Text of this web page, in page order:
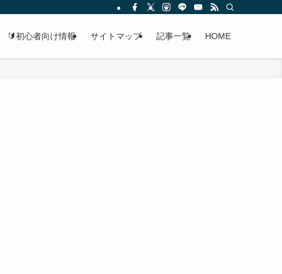
🔰初心者向け情報 サイトマップ 記事一覧 HOME